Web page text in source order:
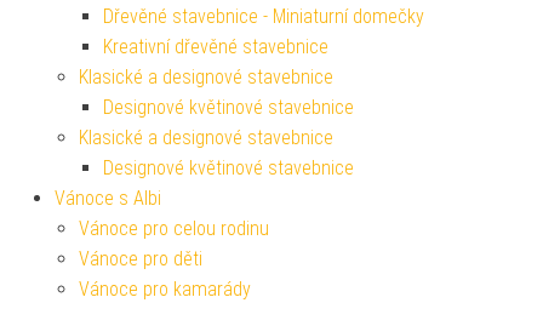
Dřevěné stavebnice - Miniaturní domečky
Kreativní dřevěné stavebnice
Klasické a designové stavebnice
Designové květinové stavebnice
Klasické a designové stavebnice
Designové květinové stavebnice
Vánoce s Albi
Vánoce pro celou rodinu
Vánoce pro děti
Vánoce pro kamarády